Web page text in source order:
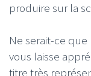
produire sur la
Ne serait-ce
vous laisse
titre très